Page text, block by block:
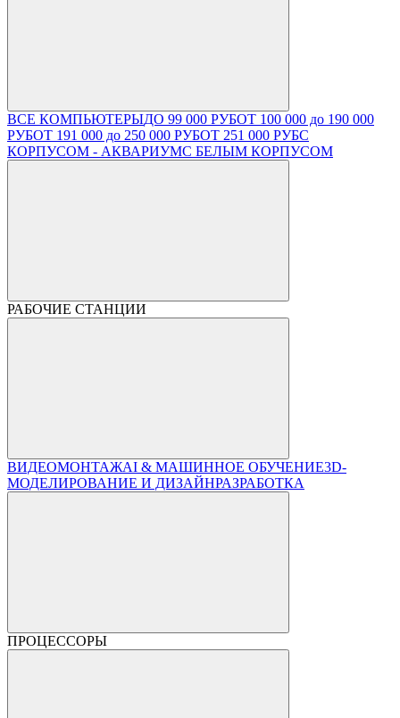
ВСЕ КОМПЬЮТЕРЫДО 99 000 РУБОТ 100 000 до 190 000
РУБОТ 191 000 до 250 000 РУБОТ 251 000 РУБС
КОРПУСОМ - АКВАРИУМС БЕЛЫМ КОРПУСОМ
РАБОЧИЕ СТАНЦИИ
ВИДЕОМОНТАЖAI & МАШИННОЕ ОБУЧЕНИЕ3D-
МОДЕЛИРОВАНИЕ И ДИЗАЙНРАЗРАБОТКА
ПРОЦЕССОРЫ